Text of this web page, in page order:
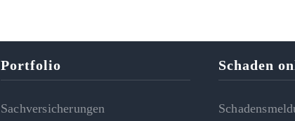
Portfolio
Sachversicherungen
Schaden